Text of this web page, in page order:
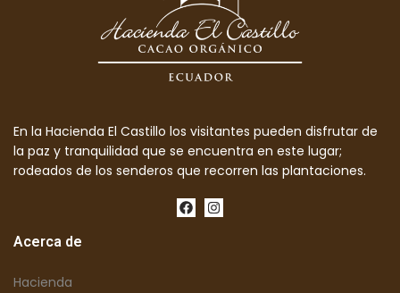
En la Hacienda El Castillo los visitantes pueden disfrutar de
la paz y tranquilidad que se encuentra en este lugar;
rodeados de los senderos que recorren las plantaciones.
Acerca de
Hacienda